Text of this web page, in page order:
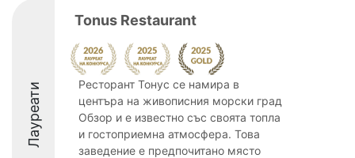
Лауреати
Tonus Restaurant
Ресторант Тонус се намира в
центъра на живописния морски град
Обзор и е известно със своята топла
и гостоприемна атмосфера. Това
заведение е предпочитано място